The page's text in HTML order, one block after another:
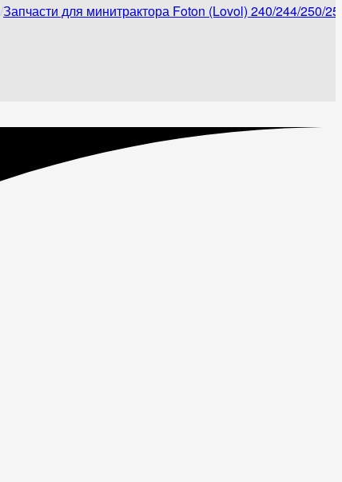
Запчасти для минитрактора Foton (Lovol) 240/244/250/